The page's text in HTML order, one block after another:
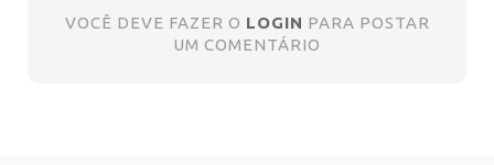
VOCÊ DEVE FAZER O LOGIN PARA POSTAR
UM COMENTÁRIO